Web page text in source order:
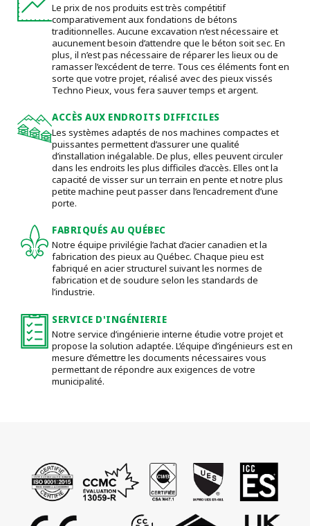
Le prix de nos produits est très compétitif
comparativement aux fondations de bétons
traditionnelles. Aucune excavation n’est nécessaire et
aucunement besoin d’attendre que le béton soit sec. En
plus, il n’est pas nécessaire de réparer les lieux ou de
ramasser l’excédent de terre. Tous ces éléments font en
sorte que votre projet, réalisé avec des pieux vissés
Techno Pieux, vous fera sauver temps et argent.
ACCÈS AUX ENDROITS DIFFICILES
Les systèmes adaptés de nos machines compactes et
puissantes permettent d’assurer une qualité
d’installation inégalable. De plus, elles peuvent circuler
dans les endroits les plus difficiles d’accès. Elles ont la
capacité de visser sur un terrain en pente et notre plus
petite machine peut passer dans l’encadrement d’une
porte.
FABRIQUÉS AU QUÉBEC
Notre équipe privilégie l’achat d’acier canadien et la
fabrication des pieux au Québec. Chaque pieu est
fabriqué en acier structurel suivant les normes de
fabrication et de soudure selon les standards de
l’industrie.
SERVICE D'INGÉNIERIE
Notre service d’ingénierie interne étudie votre projet et
propose la solution adaptée. L’équipe d’ingénieurs est en
mesure d’émettre les documents nécessaires vous
permettant de répondre aux exigences de votre
municipalité.